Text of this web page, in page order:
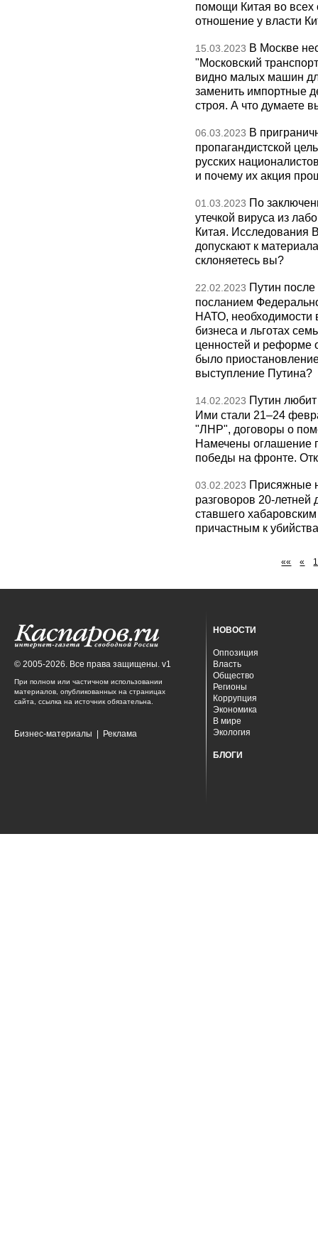
помощи Китая во всех
отношение у власти
15.03.2023 В Москве
"Московский
видно малых машин
заменить импортные
строя. А что думаете
06.03.2023 В
пропагандистской
русских
и почему их акция
01.03.2023 По
утечкой вируса из
Китая. Исследования
допускают к
склоняетесь вы?
22.02.2023 Путин после
посланием
НАТО, необходимости
бизнеса и льготах
ценностей и реформе
было
выступление Путина?
14.02.2023 Путин
Ими стали 21–24
"ЛНР", договоры о
Намечены оглашение
победы на фронте.
03.02.2023 Присяжные
разговоров 20-летней
ставшего
причастным к
«« « 1
© 2005-2026. Все права защищены. v1
При полном или частичном использовании
материалов, опубликованных на страницах
сайта, ссылка на источник обязательна.
Бизнес-материалы Реклама
НОВОСТИ
Оппозиция
Власть
Общество
Регионы
Коррупция
Экономика
В мире
Экология
БЛОГИ